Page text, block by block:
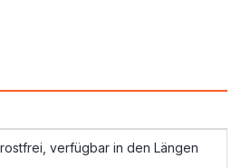
verfügbar in den Längen